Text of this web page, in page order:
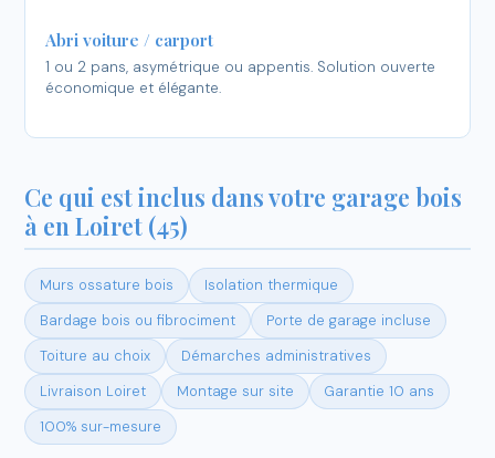
Abri voiture / carport
1 ou 2 pans, asymétrique ou appentis. Solution ouverte
économique et élégante.
Ce qui est inclus dans votre garage bois
à en Loiret (45)
Murs ossature bois
Isolation thermique
Bardage bois ou fibrociment
Porte de garage incluse
Toiture au choix
Démarches administratives
Livraison Loiret
Montage sur site
Garantie 10 ans
100% sur-mesure